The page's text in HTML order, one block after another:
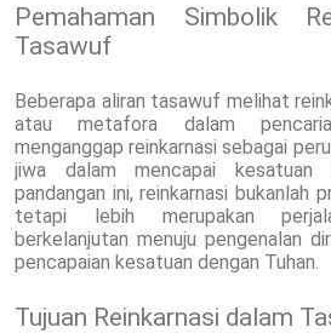
Pemahaman Simbolik
Tasawuf
Beberapa aliran tasawuf melihat
atau metafora dalam
menganggap reinkarnasi sebagai
jiwa dalam mencapai kesatuan
pandangan ini, reinkarnasi bukanlah
tetapi lebih merupakan
berkelanjutan menuju pengenalan
pencapaian kesatuan dengan Tuhan.
Tujuan Reinkarnasi dalam